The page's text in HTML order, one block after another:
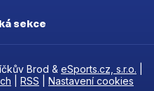
sekce
Brod & eSports.cz, s.r.o.
RSS Nastavení cookies